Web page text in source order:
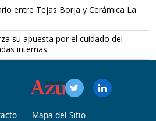
entre Tejas Borja y Cerámica La
su apuesta por el cuidado del
internas
Mapa del Sitio